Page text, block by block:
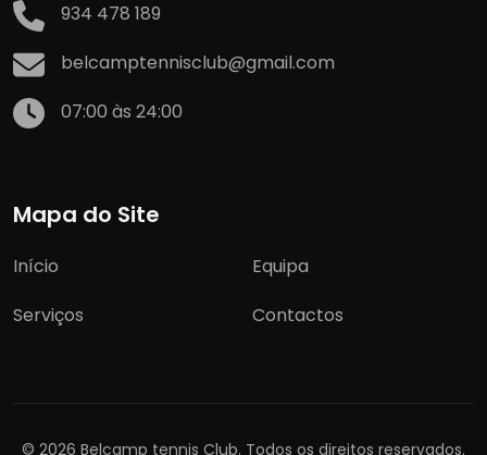
934 478 189
belcamptennisclub@gmail.com
07:00 às 24:00
Mapa do Site
Início
Equipa
Serviços
Contactos
© 2026 Belcamp tennis Club. Todos os direitos reservados.